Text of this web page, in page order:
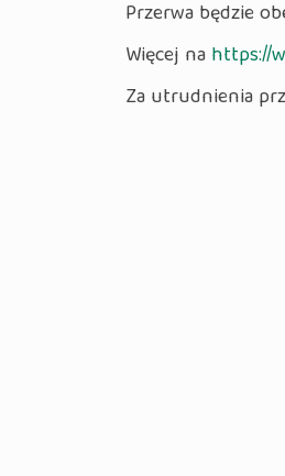
Przerwa będzie
Więcej nahttps://
Za utrudnienia